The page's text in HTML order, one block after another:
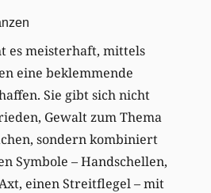
es meisterhaft, mittels
eine beklemmende
Sie gibt sich nicht
Gewalt zum Thema
sondern kombiniert
Symbole – Handschellen,
einen Streitflegel – mit